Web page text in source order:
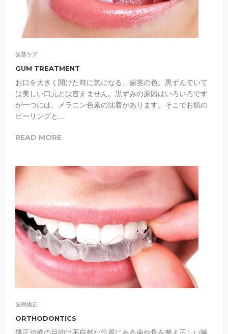
歯茎ケア
GUM TREATMENT
お口を大きく開けた時に気になる、歯茎の色。黒ずんでいて
は美しい口元とは言えません。黒ずみの原因はいろいろです
が一つには、メラニン色素の沈着があります。そこでお肌の
ピーリングと...
READ MORE
歯列矯正
ORTHODONTICS
矯正治療の目的は不自然な位置にある歯や骨を整え正しい噛